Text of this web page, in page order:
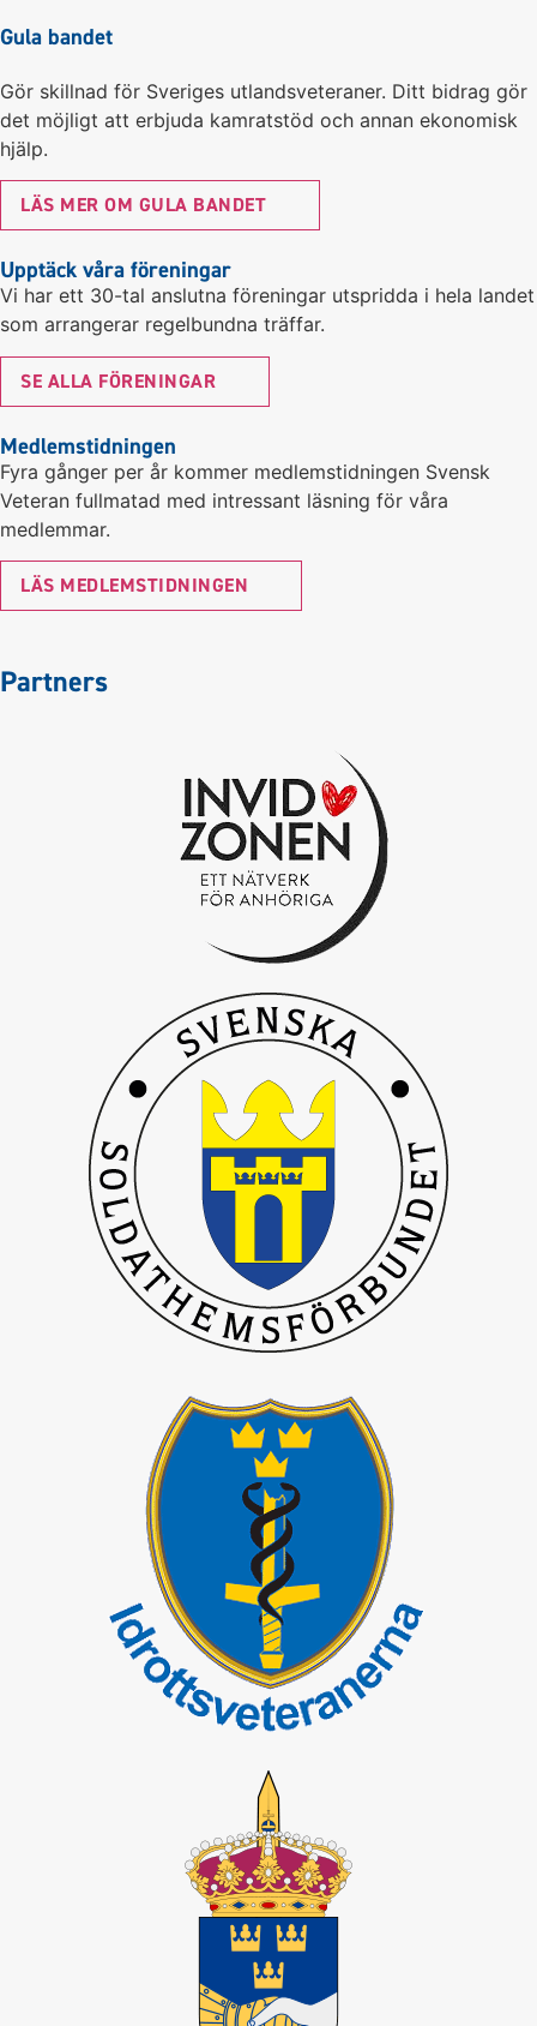
Gula bandet
Gör skillnad för Sveriges utlandsveteraner. Ditt bidrag gör
det möjligt att erbjuda kamratstöd och annan ekonomisk
hjälp.
LÄS MER OM GULA BANDET
Upptäck våra föreningar
Vi har ett 30-tal anslutna föreningar utspridda i hela landet
som arrangerar regelbundna träffar.
SE ALLA FÖRENINGAR
Medlemstidningen
Fyra gånger per år kommer medlemstidningen Svensk
Veteran fullmatad med intressant läsning för våra
medlemmar.
LÄS MEDLEMSTIDNINGEN
Partners